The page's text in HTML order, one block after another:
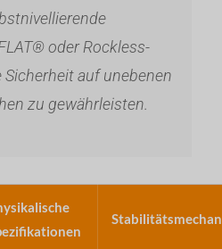
oder Rockless-
auf unebenen
zu gewährleisten.